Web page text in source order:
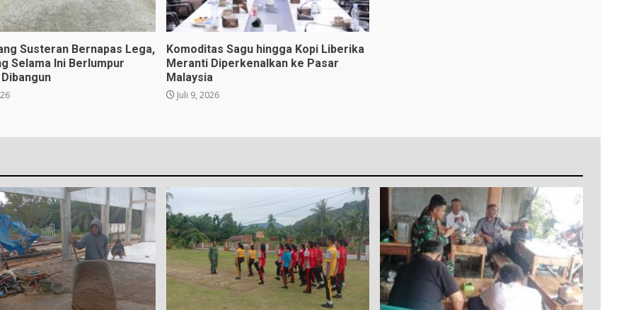
Susteran Bernapas Lega,
Selama Ini Berlumpur
Komoditas Sagu hingga Kopi Liberika
Meranti Diperkenalkan ke Pasar
Malaysia
Juli 9, 2026